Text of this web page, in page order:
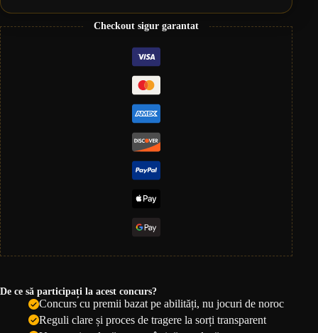
Checkout sigur garantat
De ce să participați la acest concurs?
Concurs cu premii bazat pe abilități, nu jocuri de noroc
Reguli clare și proces de tragere la sorți transparent